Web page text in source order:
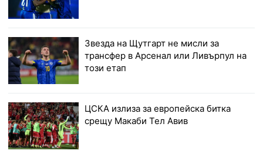
Звезда на Щутгарт не мисли за
трансфер в Арсенал или Ливърпул на
този етап
ЦСКА излиза за европейска битка
срещу Макаби Тел Авив